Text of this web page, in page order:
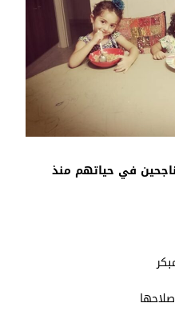
ناجحين في حياتهم منذ